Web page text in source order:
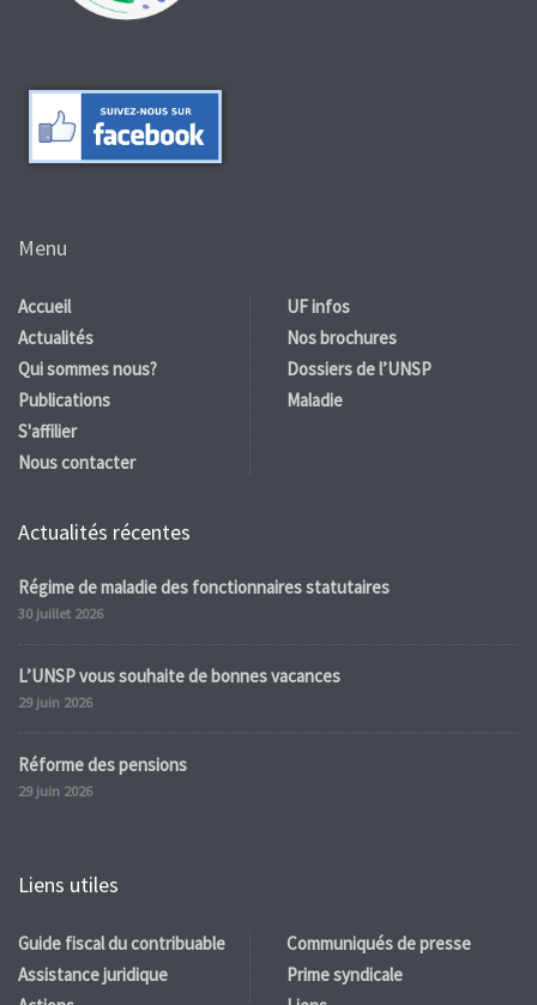
Menu
Accueil
Actualités
Qui sommes nous?
Publications
S'affilier
Nous contacter
UF infos
Nos brochures
Dossiers de l’UNSP
Maladie
Actualités récentes
Régime de maladie des fonctionnaires statutaires
30 juillet 2026
L’UNSP vous souhaite de bonnes vacances
29 juin 2026
Réforme des pensions
29 juin 2026
Liens utiles
Guide fiscal du contribuable
Assistance juridique
Communiqués de presse
Prime syndicale